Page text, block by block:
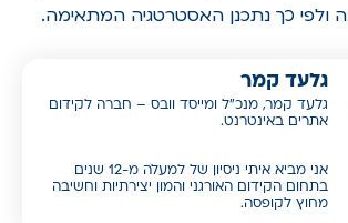
ולפי כך נתכנן האסטרטגיה המתאימה.
גלעד קמר
גלעד קמר, מנכ”ל ומייסד וובס – חברה לקידום
אתרים באינטרנט.
אני מביא איתי ניסיון של למעלה מ-12 שנים
בתחום הקידום האורגני והמון יצירתיות וחשיבה
מחוץ לקופסה.